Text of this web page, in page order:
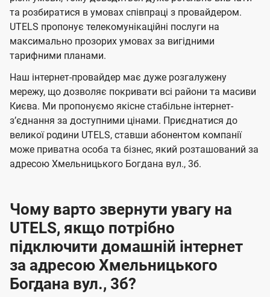
і
ї
U
t
e
l
s
б
а
ч
е
н
н
я
м
б
а
ч
н
н
я
м
та розбиратися в умовах співпраці з провайдером.
UTELS пропонує телекомунікаційні послуги на
максимально прозорих умовах за вигідними
тарифними планами.
Наш інтернет-провайдер має дуже розгалужену
мережу, що дозволяє покривати всі райони та масиви
Києва. Ми пропонуємо якісне стабільне інтернет-
зʼєднання за доступними цінами. Приєднатися до
великої родини UTELS, ставши абонентом компанії
може приватна особа та бізнес, який розташований за
адресою Хмельницького Богдана вул., 3б.
Чому варто звернути увагу на
UTELS, якщо потрібно
підключити домашній інтернет
за адресою Хмельницького
Богдана вул., 3б?